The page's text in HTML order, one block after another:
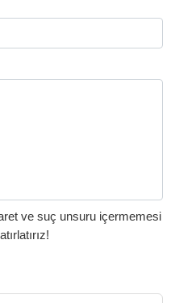
ve suç unsuru içermemesi